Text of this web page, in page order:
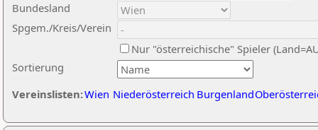
Sortierung
Bundesland
Spgem./Kreis/Verein
Nur "österreichische" Spieler
Vereinslisten:Wien Niederösterreich Burgenland